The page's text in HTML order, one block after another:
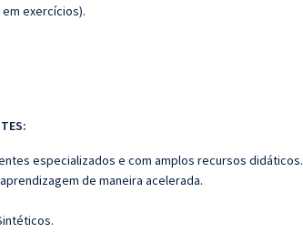
exercícios).
especializados e com amplos recursos didáticos.
de maneira acelerada.